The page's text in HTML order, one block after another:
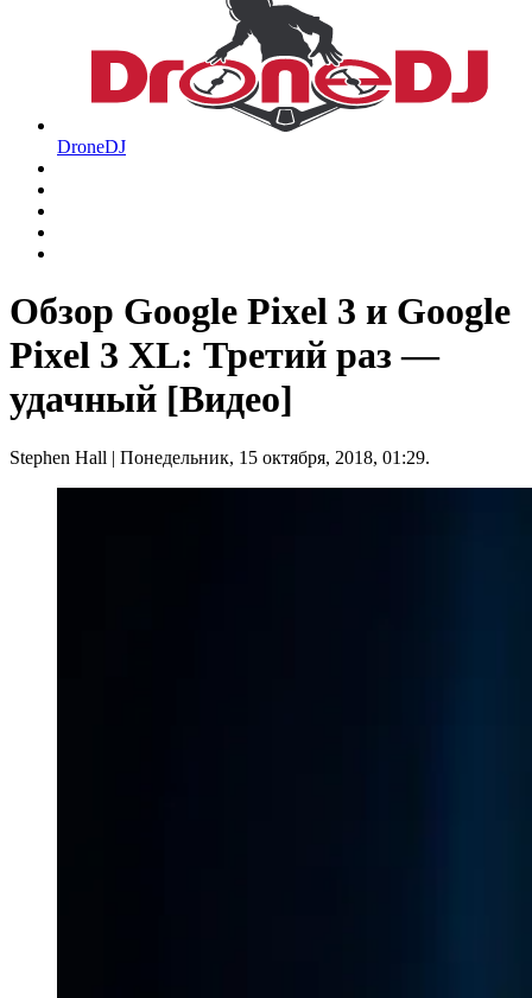
DroneDJ
Обзор Google Pixel 3 и Google
Pixel 3 XL: Третий раз —
удачный [Видео]
Stephen Hall | Понедельник, 15 октября, 2018, 01:29.